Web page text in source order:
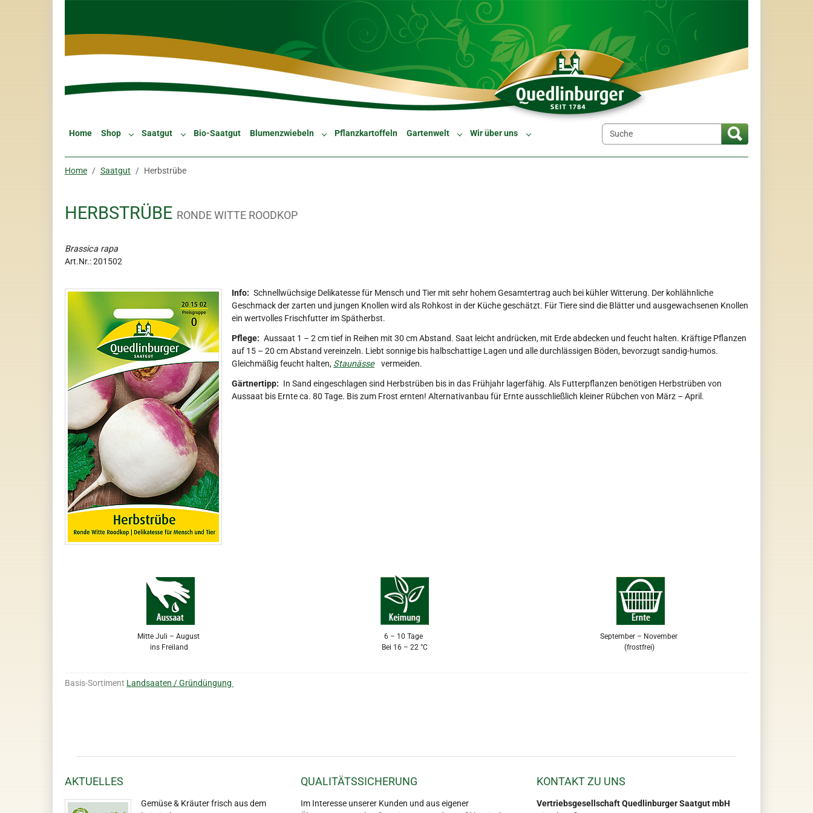
Home Shop Submenu for "Shop"
Saatgut Submenu for "Saatgut"
Bio-Saatgut Blumenzwiebeln Submenu for "Blumenzwiebeln"
Pflanzkartoffeln Gartenwelt Submenu for "Gartenwelt"
Wir über uns Submenu for "Wir über uns"
Home Saatgut Herbstrübe
HERBSTRÜBE RONDE WITTE ROODKOP
Brassica rapa
Art.Nr.:201502
Info: Schnellwüchsige Delikatesse für Mensch und Tier mit sehr hohem Gesamtertrag auch bei kühler Witterung. Der kohlähnliche
Geschmack der zarten und jungen Knollen wird als Rohkost in der Küche geschätzt. Für Tiere sind die Blätter und ausgewachsenen Knollen
ein wertvolles Frischfutter im Spätherbst.
Pflege: Aussaat 1 – 2 cm tief in Reihen mit 30 cm Abstand. Saat leicht andrücken, mit Erde abdecken und feucht halten. Kräftige Pflanzen
auf 15 – 20 cm Abstand vereinzeln. Liebt sonnige bis halbschattige Lagen und alle durchlässigen Böden, bevorzugt sandig-humos.
Gleichmäßig feucht halten, Staunässe
vermeiden.
Gärtnertipp: In Sand eingeschlagen sind Herbstrüben bis in das Frühjahr lagerfähig. Als Futterpflanzen benötigen Herbstrüben von
Aussaat bis Ernte ca. 80 Tage. Bis zum Frost ernten! Alternativanbau für Ernte ausschließlich kleiner Rübchen von März – April.
Mitte Juli – August
ins Freiland
6 – 10 Tage
Bei 16 – 22 °C
September – November
(frostfrei)
Basis-Sortiment Landsaaten / Gründüngung
AKTUELLES
Gemüse & Kräuter frisch aus dem
QUALITÄTSSICHERUNG
Im Interesse unserer Kunden und aus eigener
KONTAKT ZU UNS
Vertriebsgesellschaft Quedlinburger Saatgut mbH